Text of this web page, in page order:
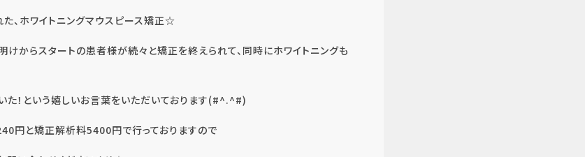
、ホワイトニングマウスピース矯正☆
けからスタートの患者様が続々と矯正を終えられて、同時にホワイトニングも
た！という嬉しいお言葉をいただいております(#^.^#)
円と矯正解析料5400円で行っておりますので